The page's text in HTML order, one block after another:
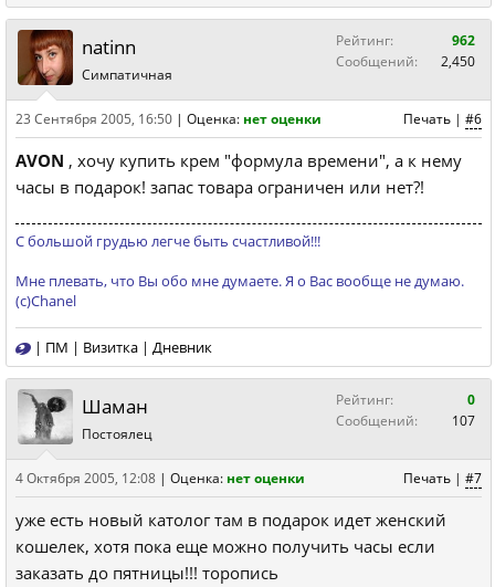
natinn
Симпатичная
Рейтинг:
962
Сообщений:
2,450
Печать | #6
23 Сентября 2005, 16:50 | Оценка: нет оценки
AVON , хочу купить крем "формула времени", а к нему
часы в подарок! запас товара ограничен или нет?!
С большой грудью легче быть счастливой!!!
Мне плевать, что Вы обо мне думаете. Я о Вас вообще не думаю.
(с)Chanel
| ПМ | Визитка | Дневник
Шаман
Постоялец
Рейтинг:
0
Сообщений:
107
Печать | #7
4 Октября 2005, 12:08 | Оценка: нет оценки
уже есть новый католог там в подарок идет женский
кошелек, хотя пока еще можно получить часы если
заказать до пятницы!!! торопись